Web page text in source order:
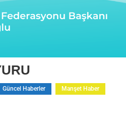
Güncel Haberler Manşet Haber